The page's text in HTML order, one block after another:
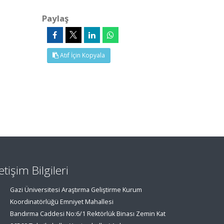
Paylaş
Atıf İçin Kopyala
Bilgileri
Gazi Üniversitesi Araştırma Geliştirme Kurum
Koordinatörlüğü Emniyet Mahallesi
Bandırma Caddesi No:6/1 Rektörlük Binası Zemin Kat